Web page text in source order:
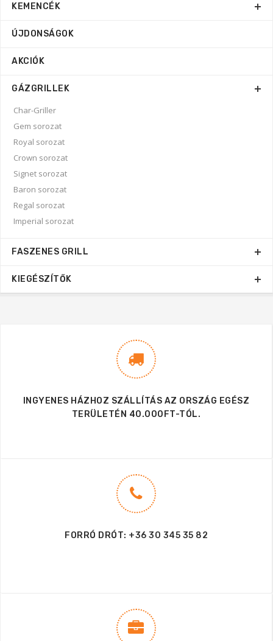
KEMENCÉK
ÚJDONSÁGOK
AKCIÓK
GÁZGRILLEK
Char-Griller
Gem sorozat
Royal sorozat
Crown sorozat
Signet sorozat
Baron sorozat
Regal sorozat
Imperial sorozat
FASZENES GRILL
KIEGÉSZÍTŐK
INGYENES HÁZHOZ SZÁLLÍTÁS AZ ORSZÁG EGÉSZ
TERÜLETÉN 40.000FT-TÓL.
FORRÓ DRÓT: +36 30 345 35 82